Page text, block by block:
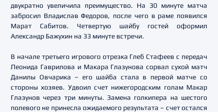
двукратно увеличила преимущество. На 30 минуте матча
забросил Владислав Федоров, после чего в раме появился
Марат Сабитов. Четвертую шайбу гостей оформил
Александр Бажухин на 33 минуте встречи.
В начале третьего игрового отрезка Глеб Стафеев с передач
Леонида Гаврилова и Макара Глазунова сорвал сухой матч
Данилы Овчарика – его шайба стала в первой матче со
стороны хозяев. Удвоил счет нижегородским голам Макар
Глазунов через три минуты. Замена голкипера на шестого
полевого не принесла ожидаемого результата – счет остался